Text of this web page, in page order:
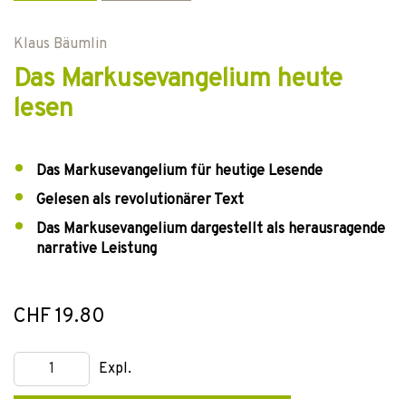
Klaus Bäumlin
Das Markusevangelium heute
lesen
Das Markusevangelium für heutige Lesende
Gelesen als revolutionärer Text
Das Markusevangelium dargestellt als herausragende
narrative Leistung
CHF 19.80
Expl.